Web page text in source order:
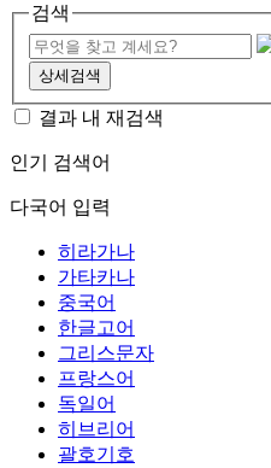
검색
상세검색
결과 내 재검색
인기 검색어
다국어 입력
히라가나
가타카나
중국어
한글고어
그리스문자
프랑스어
독일어
히브리어
괄호기호